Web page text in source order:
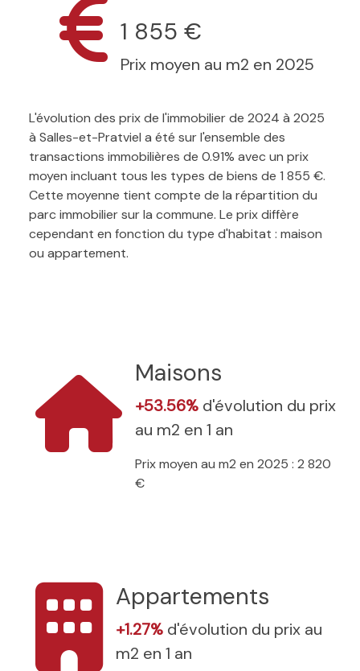
1 855 €
Prix moyen au m2 en 2025
L'évolution des prix de l'immobilier de 2024 à 2025
à Salles-et-Pratviel a été sur l'ensemble des
transactions immobilières de 0.91% avec un prix
moyen incluant tous les types de biens de 1 855 €.
Cette moyenne tient compte de la répartition du
parc immobilier sur la commune. Le prix diffère
cependant en fonction du type d'habitat : maison
ou appartement.
Maisons
+53.56% d'évolution du prix
au m2 en 1 an
Prix moyen au m2 en 2025 : 2 820
€
Appartements
+1.27% d'évolution du prix au
m2 en 1 an